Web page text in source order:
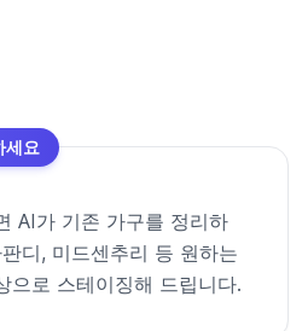
세요
AI가 기존 가구를 정리하
디, 미드센추리 등 원하는
으로 스테이징해 드립니다.